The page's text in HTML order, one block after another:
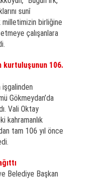
sunî
milletimizin birliğine
çalışanlara
kurtuluşunun 106.
Gökmeydan’da
Vali Oktay
kahramanlık
tam 106 yıl önce
Belediye Başkan